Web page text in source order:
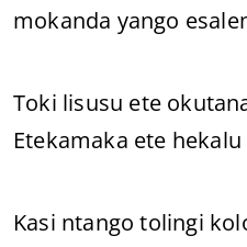
mokanda yango
Toki lisusu ete
Etekamaka ete
Kasi ntango tolingi